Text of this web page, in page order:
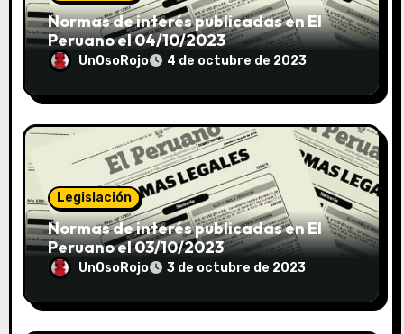
Normas de interés publicadas en El
Peruano el 04/10/2023
UnOsoRojo 4 de octubre de 2023
Legislación
Normas de interés publicadas en El
Peruano el 03/10/2023
UnOsoRojo 3 de octubre de 2023